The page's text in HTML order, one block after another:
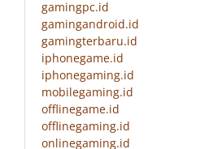
gamingpc.id
gamingandroid.id
gamingterbaru.id
iphonegame.id
iphonegaming.id
mobilegaming.id
offlinegame.id
offlinegaming.id
onlinegaming.id